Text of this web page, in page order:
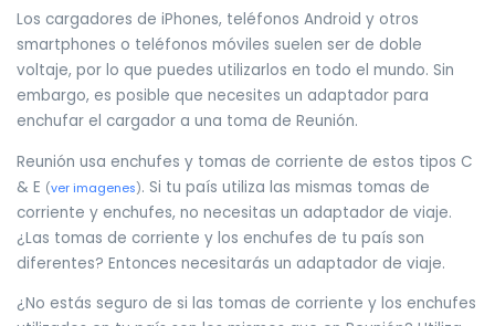
Los cargadores de iPhones, teléfonos Android y otros
smartphones o teléfonos móviles suelen ser de doble
voltaje, por lo que puedes utilizarlos en todo el mundo. Sin
embargo, es posible que necesites un adaptador para
enchufar el cargador a una toma de Reunión.
Reunión usa enchufes y tomas de corriente de estos tipos C
& E (ver imagenes). Si tu país utiliza las mismas tomas de
corriente y enchufes, no necesitas un adaptador de viaje.
¿Las tomas de corriente y los enchufes de tu país son
diferentes? Entonces necesitarás un adaptador de viaje.
¿No estás seguro de si las tomas de corriente y los enchufes